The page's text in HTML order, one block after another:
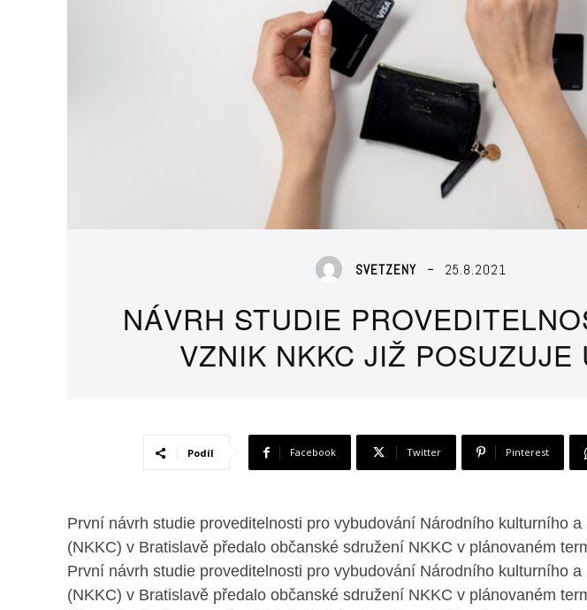
SVETZENY 25.8.2021
NÁVRH STUDIE
VZNIK NKKC JIŽ POSUZUJE
Podíl Facebook Twitter Pinterest
První návrh studie proveditelnosti pro vybudování Národního kulturního
(NKKC) v Bratislavě předalo občanské sdružení NKKC v plánovaném
První návrh studie proveditelnosti pro vybudování Národního kulturního
(NKKC) v Bratislavě předalo občanské sdružení NKKC v plánovaném